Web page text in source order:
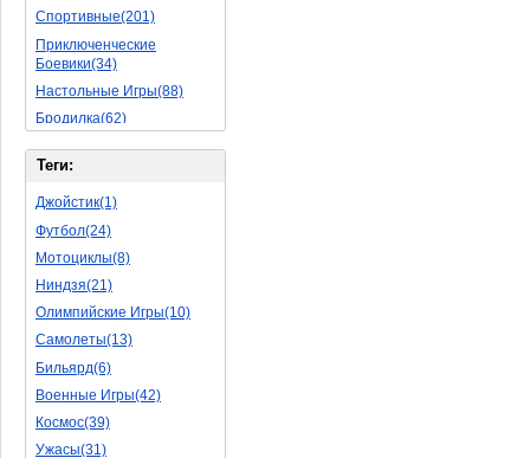
Спортивные(201)
Приключенческие
Боевики(34)
Настольные Игры(88)
Бродилка(62)
Стратегии(77)
Боевые RPG(50)
Симуляторы(31)
Леталки(24)
Симуляторы Жизни(76)
Уникальный(29)
Логические Игры(35)
Азартные(45)
Ролевые Игры(176)
Боевик(10)
Головоломка(11)
Rpg(14)
Теги:
Джойстик(1)
Футбол(24)
Мотоциклы(8)
Ниндзя(21)
Олимпийские Игры(10)
Самолеты(13)
Бильярд(6)
Военные Игры(42)
Космос(39)
Ужасы(31)